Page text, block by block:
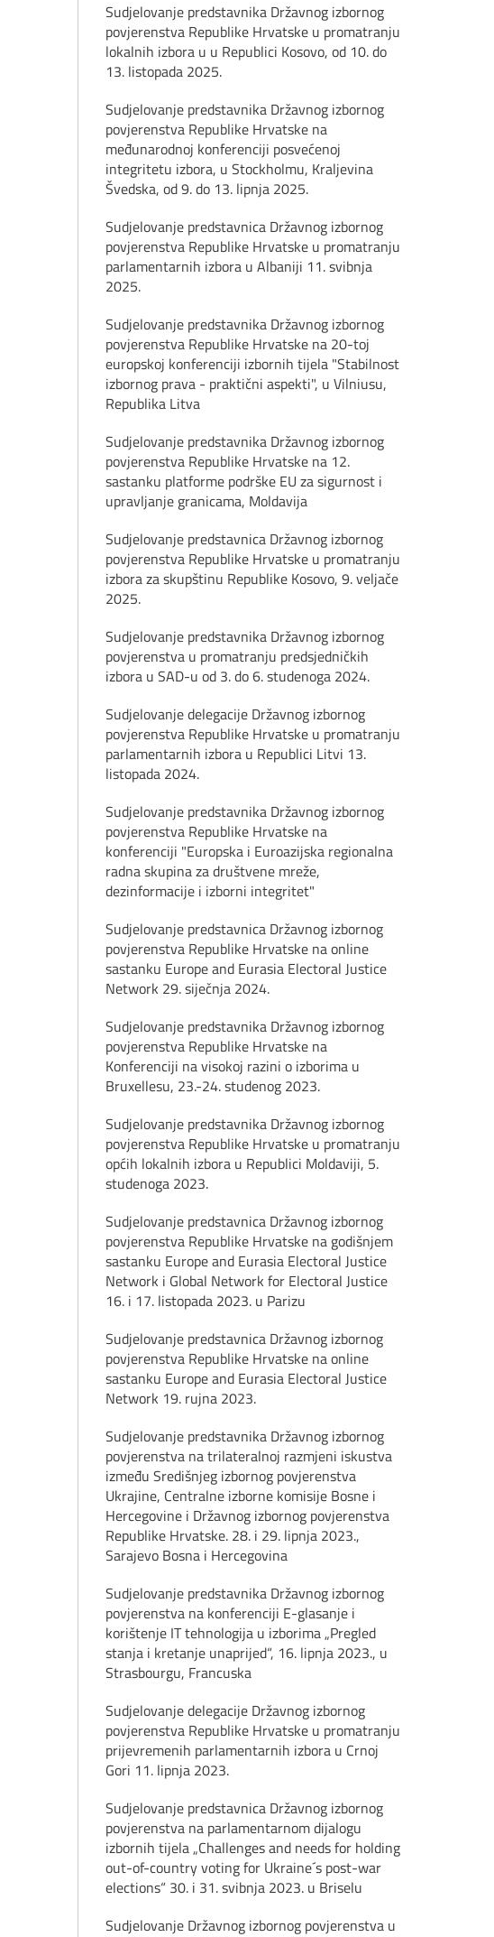
Sudjelovanje predstavnika Državnog izbornog
povjerenstva Republike Hrvatske u promatranju
lokalnih izbora u u Republici Kosovo, od 10. do
13. listopada 2025.
Sudjelovanje predstavnika Državnog izbornog
povjerenstva Republike Hrvatske na
međunarodnoj konferenciji posvećenoj
integritetu izbora, u Stockholmu, Kraljevina
Švedska, od 9. do 13. lipnja 2025.
Sudjelovanje predstavnica Državnog izbornog
povjerenstva Republike Hrvatske u promatranju
parlamentarnih izbora u Albaniji 11. svibnja
2025.
Sudjelovanje predstavnika Državnog izbornog
povjerenstva Republike Hrvatske na 20-toj
europskoj konferenciji izbornih tijela "Stabilnost
izbornog prava - praktični aspekti", u Vilniusu,
Republika Litva
Sudjelovanje predstavnika Državnog izbornog
povjerenstva Republike Hrvatske na 12.
sastanku platforme podrške EU za sigurnost i
upravljanje granicama, Moldavija
Sudjelovanje predstavnica Državnog izbornog
povjerenstva Republike Hrvatske u promatranju
izbora za skupštinu Republike Kosovo, 9. veljače
2025.
Sudjelovanje predstavnika Državnog izbornog
povjerenstva u promatranju predsjedničkih
izbora u SAD-u od 3. do 6. studenoga 2024.
Sudjelovanje delegacije Državnog izbornog
povjerenstva Republike Hrvatske u promatranju
parlamentarnih izbora u Republici Litvi 13.
listopada 2024.
Sudjelovanje predstavnika Državnog izbornog
povjerenstva Republike Hrvatske na
konferenciji "Europska i Euroazijska regionalna
radna skupina za društvene mreže,
dezinformacije i izborni integritet"
Sudjelovanje predstavnica Državnog izbornog
povjerenstva Republike Hrvatske na online
sastanku Europe and Eurasia Electoral Justice
Network 29. siječnja 2024.
Sudjelovanje predstavnika Državnog izbornog
povjerenstva Republike Hrvatske na
Konferenciji na visokoj razini o izborima u
Bruxellesu, 23.-24. studenog 2023.
Sudjelovanje predstavnika Državnog izbornog
povjerenstva Republike Hrvatske u promatranju
općih lokalnih izbora u Republici Moldaviji, 5.
studenoga 2023.
Sudjelovanje predstavnica Državnog izbornog
povjerenstva Republike Hrvatske na godišnjem
sastanku Europe and Eurasia Electoral Justice
Network i Global Network for Electoral Justice
16. i 17. listopada 2023. u Parizu
Sudjelovanje predstavnica Državnog izbornog
povjerenstva Republike Hrvatske na online
sastanku Europe and Eurasia Electoral Justice
Network 19. rujna 2023.
Sudjelovanje predstavnika Državnog izbornog
povjerenstva na trilateralnoj razmjeni iskustva
između Središnjeg izbornog povjerenstva
Ukrajine, Centralne izborne komisije Bosne i
Hercegovine i Državnog izbornog povjerenstva
Republike Hrvatske. 28. i 29. lipnja 2023.,
Sarajevo Bosna i Hercegovina
Sudjelovanje predstavnika Državnog izbornog
povjerenstva na konferenciji E-glasanje i
korištenje IT tehnologija u izborima „Pregled
stanja i kretanje unaprijed“, 16. lipnja 2023., u
Strasbourgu, Francuska
Sudjelovanje delegacije Državnog izbornog
povjerenstva Republike Hrvatske u promatranju
prijevremenih parlamentarnih izbora u Crnoj
Gori 11. lipnja 2023.
Sudjelovanje predstavnica Državnog izbornog
povjerenstva na parlamentarnom dijalogu
izbornih tijela „Challenges and needs for holding
out-of-country voting for Ukraine´s post-war
elections“ 30. i 31. svibnja 2023. u Briselu
Sudjelovanje Državnog izbornog povjerenstva u